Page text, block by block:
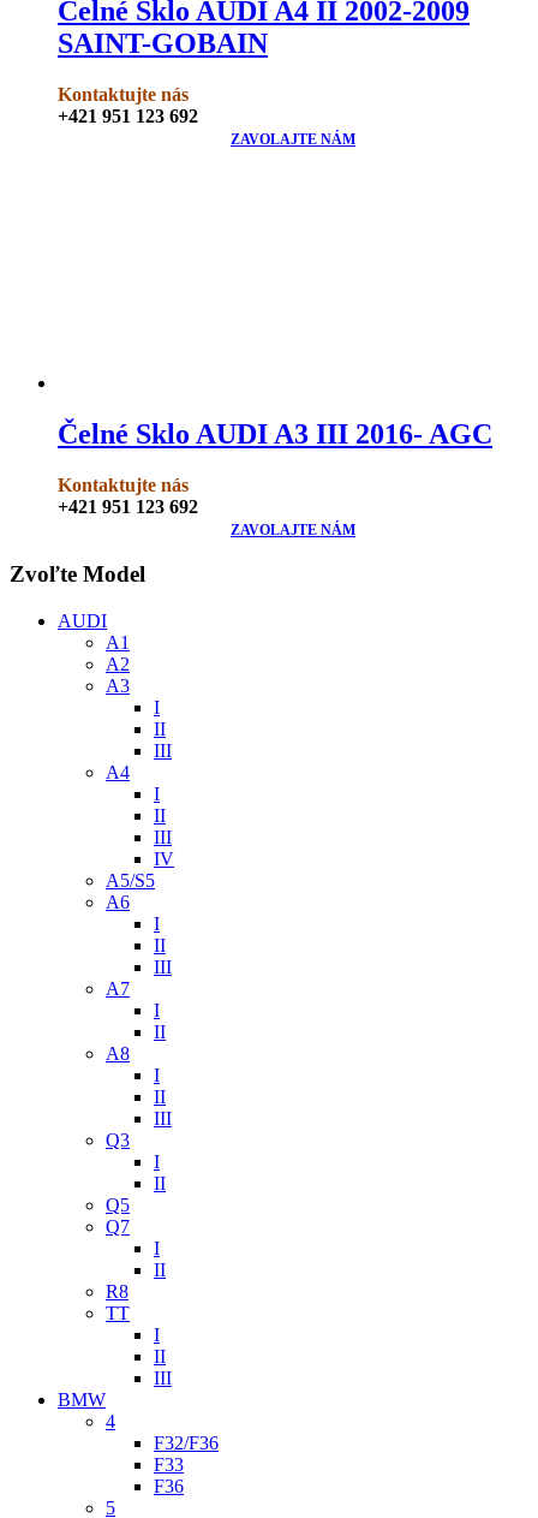
Čelné Sklo AUDI A4 II 2002-2009
SAINT-GOBAIN
Kontaktujte nás
+421 951 123 692
ZAVOLAJTE NÁM
Čelné Sklo AUDI A3 III 2016- AGC
Kontaktujte nás
+421 951 123 692
ZAVOLAJTE NÁM
Zvoľte Model
AUDI
A1
A2
A3
I
II
III
A4
I
II
III
IV
A5/S5
A6
I
II
III
A7
I
II
A8
I
II
III
Q3
I
II
Q5
Q7
I
II
R8
TT
I
II
III
BMW
4
F32/F36
F33
F36
5